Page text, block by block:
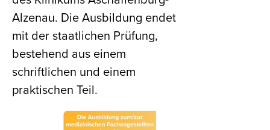
Alzenau. Die Ausbildung endet
mit der staatlichen Prüfung,
bestehend aus einem
schriftlichen und einem
praktischen Teil.